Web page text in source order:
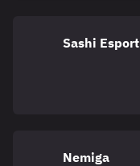
Sashi Esport
Nemiga